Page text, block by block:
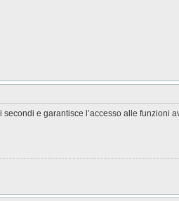
e garantisce l’accesso alle